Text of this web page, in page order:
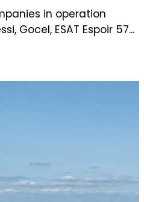
in operation
Gocel, ESAT Espoir 57...